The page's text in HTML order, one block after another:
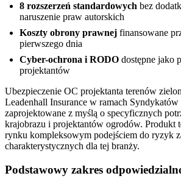
8 rozszerzeń standardowych bez
naruszenie praw autorskich
Koszty obrony prawnej finansowane
pierwszego dnia
Cyber-ochrona i RODO dostępne jako
projektantów
Ubezpieczenie OC projektanta terenów
Leadenhall Insurance w ramach Syndykatów
zaprojektowane z myślą o specyficznych
krajobrazu i projektantów ogrodów. Produkt
rynku kompleksowym podejściem do ryzyk
charakterystycznych dla tej branży.
Podstawowy zakres